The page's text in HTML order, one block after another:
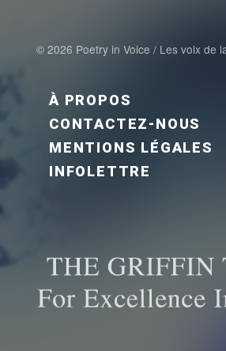
© 2026 Poetry in Voice / Les voix de
FOOTER MENU FR
À PROPOS
CONTACTEZ-NOUS
MENTIONS LÉGALES
INFOLETTRE